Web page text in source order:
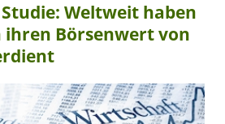
Weltweit haben
Börsenwert von